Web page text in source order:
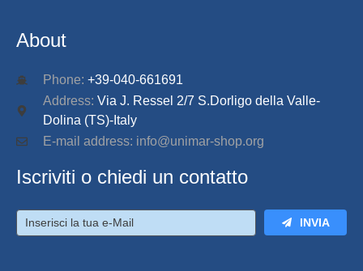
About
Phone: +39-040-661691
Address: Via J. Ressel 2/7 S.Dorligo della Valle-
Dolina (TS)-Italy
E-mail address: info@unimar-shop.org
Iscriviti o chiedi un contatto
INVIA